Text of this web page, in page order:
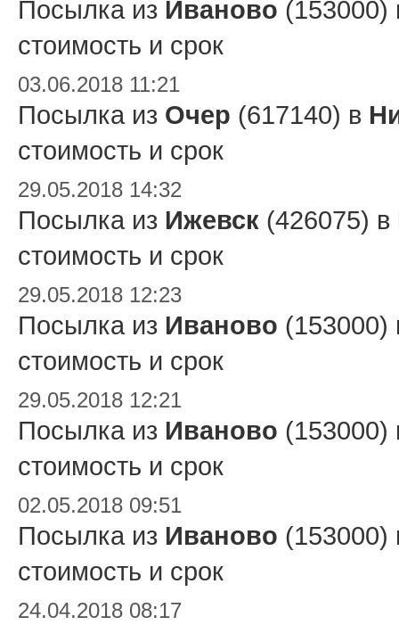
Посылка из Иваново
стоимость и срок
03.06.2018 11:21
Посылка из Очер (617140) в
стоимость и срок
29.05.2018 14:32
Посылка из Ижевск (426075) в
стоимость и срок
29.05.2018 12:23
Посылка из Иваново
стоимость и срок
29.05.2018 12:21
Посылка из Иваново
стоимость и срок
02.05.2018 09:51
Посылка из Иваново
стоимость и срок
24.04.2018 08:17